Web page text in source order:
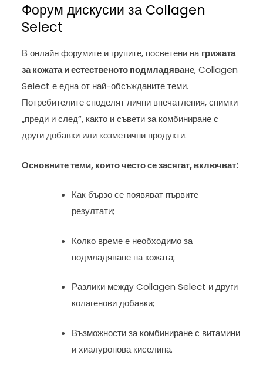
Форум дискусии за Collagen
Select
В онлайн форумите и групите, посветени нагрижата
за кожата и естественото подмладяване, Collagen
Select е една от най-обсъжданите теми.
Потребителите споделят лични впечатления, снимки
„преди и след“, както и съвети за комбиниране с
други добавки или козметични продукти.
Основните теми, които често се засягат, включват:
Как бързо се появяват първите
резултати;
Колко време е необходимо за
подмладяване на кожата;
Разлики между Collagen Select и други
колагенови добавки;
Възможности за комбиниране с витамини
и хиалуронова киселина.